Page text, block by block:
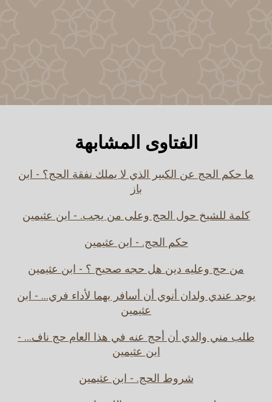
الفتاوى المشابهة
ما حكم الحج عن الكبير الذي لا يملك نفقة الحج؟ - ابن
باز
كلمة للشيخ حول الحج وعلى من يجب. - ابن عثيمين
حكم الحج. - ابن عثيمين
من حج وعليه دين هل حجه صحيح ؟ - ابن عثيمين
يوجد عندي ولدان أنوي أن أسافر بهما لأداء فري... - ابن
عثيمين
طلب مني والدي أن أحج عنه في هذا العام حج ناف... -
ابن عثيمين
شروط الحج. - ابن عثيمين